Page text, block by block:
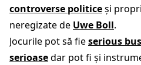
controverse politiceși
neregizate de Uwe Boll.
Jocurile pot să fieserious
serioasedar pot fi și